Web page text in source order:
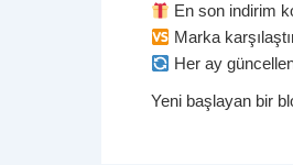
En son indirim
Marka
Her ay
Yeni başlayan bir